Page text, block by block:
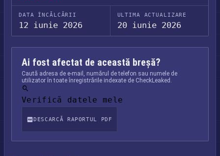
DATA ÎNCĂLCĂRII
12 iunie 2026
ULTIMA ACTUALIZARE
20 iunie 2026
Ai fost afectat de această breșă?
Caută adresa de e-mail, numărul de telefon sau numele de
utilizator în toate înregistrările indexate de CheckLeaked.
Verifică datele mele
DESCARCĂ RAPORTUL PDF